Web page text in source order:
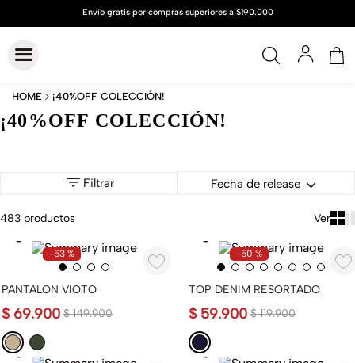
¡40%OFF COLECCIÓN!
¡40%OFF COLECCIÓN!
Filtrar Fecha de release
483 productos
-53 %
PANTALON VIOTO
$ 149.900
$ 69.900
-50 %
TOP DENIM RESORTADO
$ 119.900
$ 59.900